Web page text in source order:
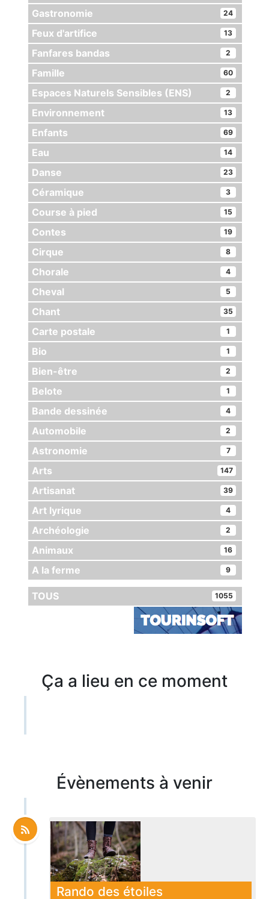
Gastronomie 24
Feux d'artifice 13
Fanfares bandas 2
Famille 60
Espaces Naturels Sensibles (ENS) 2
Environnement 13
Enfants 69
Eau 14
Danse 23
Céramique 3
Course à pied 15
Contes 19
Cirque 8
Chorale 4
Cheval 5
Chant 35
Carte postale 1
Bio 1
Bien-être 2
Belote 1
Bande dessinée 4
Automobile 2
Astronomie 7
Arts 147
Artisanat 39
Art lyrique 4
Archéologie 2
Animaux 16
A la ferme 9
TOUS 1055
Ça a lieu en ce moment
Évènements à venir
Rando des étoiles